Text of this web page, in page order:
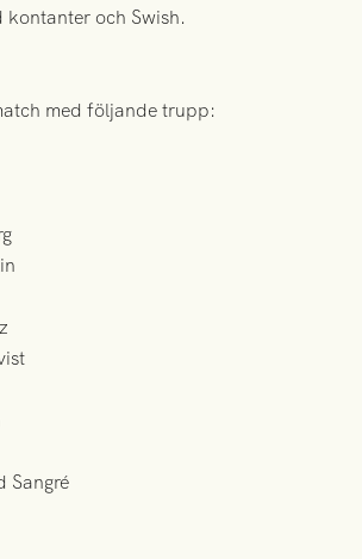
och Swish.
med följande trupp:
Sangré